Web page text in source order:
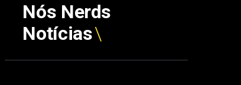
Nós Nerds
Notícias